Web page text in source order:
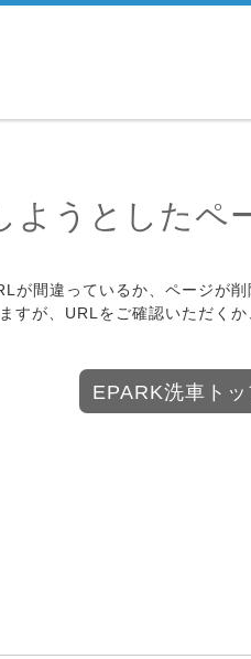
ようとしたペ
が間違っているか、ページが削
すが、URLをご確認いただく
EPARK洗車ト